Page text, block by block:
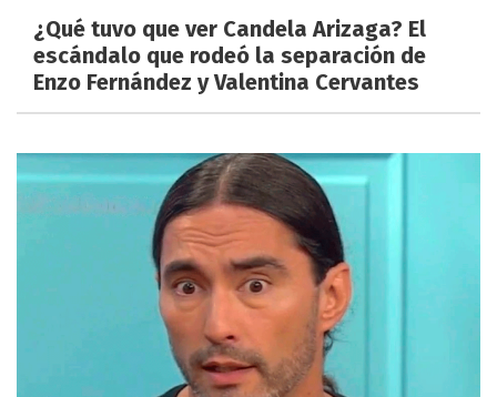
¿Qué tuvo que ver Candela Arizaga? El
escándalo que rodeó la separación de
Enzo Fernández y Valentina Cervantes